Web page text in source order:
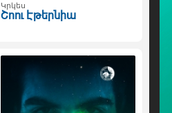
Կրկես
Շոու Էթերնիա